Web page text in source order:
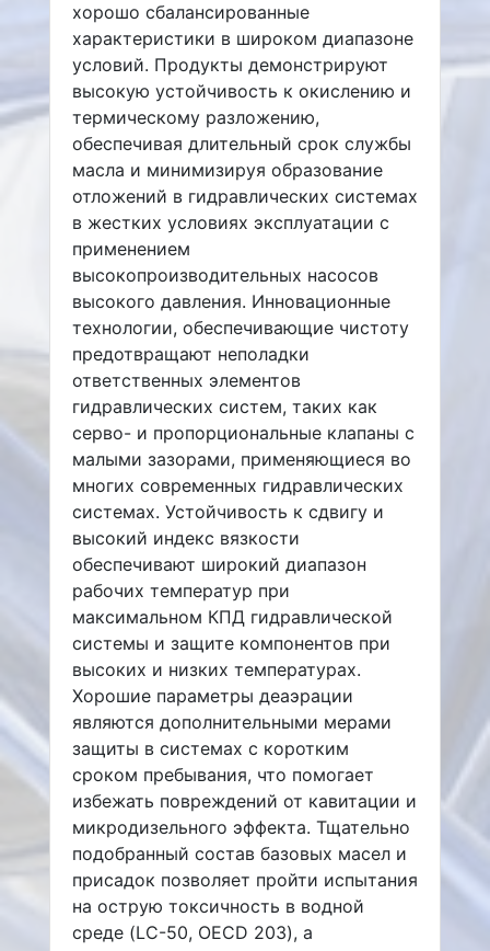
хорошо сбалансированные
характеристики в широком диапазоне
условий. Продукты демонстрируют
высокую устойчивость к окислению и
термическому разложению,
обеспечивая длительный срок службы
масла и минимизируя образование
отложений в гидравлических системах
в жестких условиях эксплуатации с
применением
высокопроизводительных насосов
высокого давления. Инновационные
технологии, обеспечивающие чистоту
предотвращают неполадки
ответственных элементов
гидравлических систем, таких как
серво- и пропорциональные клапаны с
малыми зазорами, применяющиеся во
многих современных гидравлических
системах. Устойчивость к сдвигу и
высокий индекс вязкости
обеспечивают широкий диапазон
рабочих температур при
максимальном КПД гидравлической
системы и защите компонентов при
высоких и низких температурах.
Хорошие параметры деаэрации
являются дополнительными мерами
защиты в системах с коротким
сроком пребывания, что помогает
избежать повреждений от кавитации и
микродизельного эффекта. Тщательно
подобранный состав базовых масел и
присадок позволяет пройти испытания
на острую токсичность в водной
среде (LC-50, OECD 203), а